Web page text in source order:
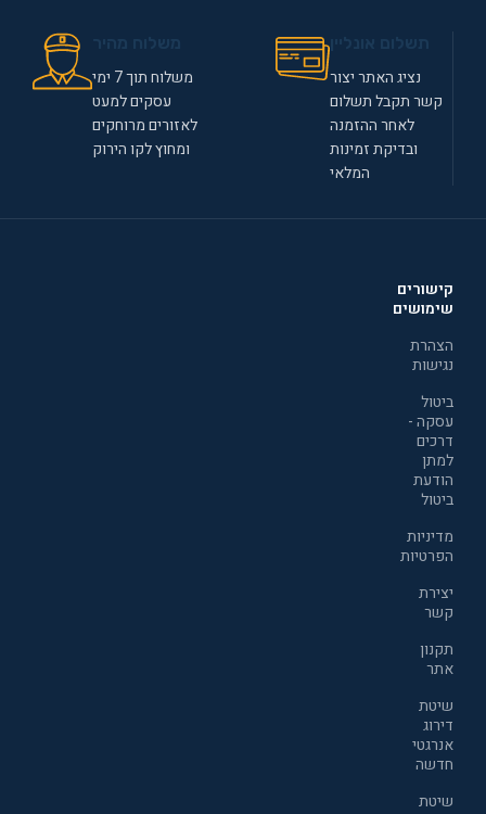
נציג האתר יצור
קשר תקבל תשלום
לאחר ההזמנה
ובדיקת זמינות
המלאי
משלוח תוך 7 ימי
עסקים למעט
לאזורים מרוחקים
ומחוץ לקו הירוק
קישורים
שימושים
הצהרת
נגישות
ביטול
עסקה -
דרכים
למתן
הודעת
ביטול
מדיניות
הפרטיות
יצירת
קשר
תקנון
אתר
שיטת
דירוג
אנרגטי
חדשה
שיטת